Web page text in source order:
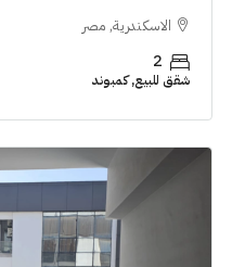
الاسكندرية, مصر
2
شقق للبيع, كمبوند